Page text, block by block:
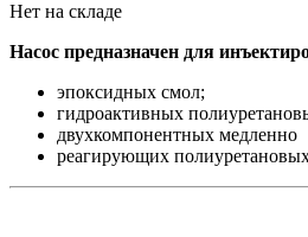
Нет на складе
Насос предназначен для
эпоксидных смол;
гидроактивных
двухкомпонентных медленно
реагирующих